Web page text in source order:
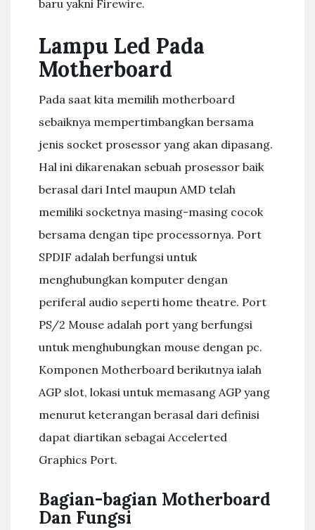
baru yakni Firewire.
Lampu Led Pada
Motherboard
Pada saat kita memilih motherboard
sebaiknya mempertimbangkan bersama
jenis socket prosessor yang akan dipasang.
Hal ini dikarenakan sebuah prosessor baik
berasal dari Intel maupun AMD telah
memiliki socketnya masing-masing cocok
bersama dengan tipe processornya. Port
SPDIF adalah berfungsi untuk
menghubungkan komputer dengan
periferal audio seperti home theatre. Port
PS/2 Mouse adalah port yang berfungsi
untuk menghubungkan mouse dengan pc.
Komponen Motherboard berikutnya ialah
AGP slot, lokasi untuk memasang AGP yang
menurut keterangan berasal dari definisi
dapat diartikan sebagai Accelerted
Graphics Port.
Bagian-bagian Motherboard
Dan Fungsi